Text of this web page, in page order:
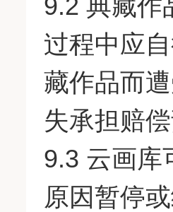
9.2 典藏作
过程中应
藏作品而
失承担赔
9.3 云画库
原因暂停